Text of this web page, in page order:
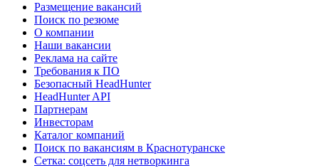
Размещение вакансий
Поиск по резюме
О компании
Наши вакансии
Реклама на сайте
Требования к ПО
Безопасный HeadHunter
HeadHunter API
Партнерам
Инвесторам
Каталог компаний
Поиск по вакансиям в Краснотуранске
Сетка: соцсеть для нетворкинга